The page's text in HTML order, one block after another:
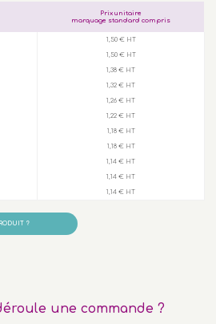
Prix unitaire
marquage standard compris
1,50 € HT
1,50 € HT
1,38 € HT
1,32 € HT
1,26 € HT
1,22 € HT
1,18 € HT
1,18 € HT
1,14 € HT
1,14 € HT
1,14 € HT
?
une commande ?